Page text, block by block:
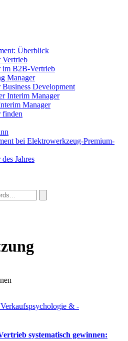
Überblick
Vertrieb
im B2B-Vertrieb
Manager
Development
Interim Manager
Manager
finden
bei Elektrowerkzeug-Premium-
Jahres
& -
systematisch gewinnen: